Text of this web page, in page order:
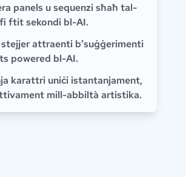
panels u sequenzi sħaħ tal-
ftit sekondi bl-AI.
attraenti b’suġġerimenti
powered bl-AI.
karattri uniċi istantanjament,
mill-abbiltà artistika.